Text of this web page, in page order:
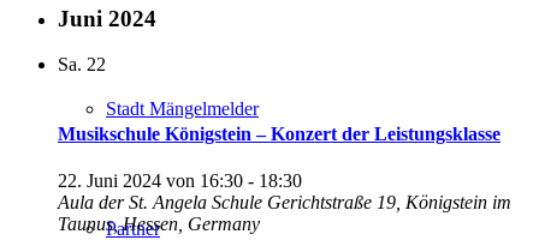
Stadt Mängelmelder
Partner
Juni 2024
Sa. 22
Musikschule Königstein – Konzert der Leistungsklasse
22. Juni 2024 von 16:30 - 18:30
Aula der St. Angela Schule Gerichtstraße 19, Königstein im
Taunus, Hessen, Germany